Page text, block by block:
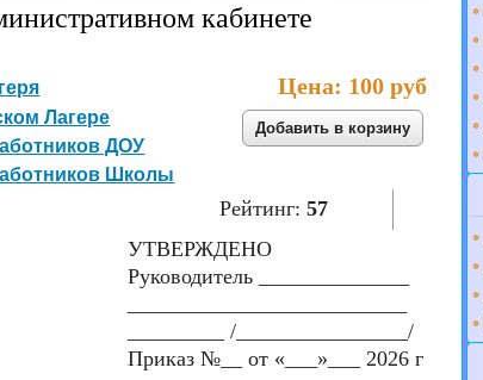
кабинете
Лагере
ДОУ
Школы
Цена: 100 руб
Рейтинг:57
УТВЕРЖДЕНО
Руководитель ______________
_________ /________________/
Приказ №__ от «___»___ 2026 г